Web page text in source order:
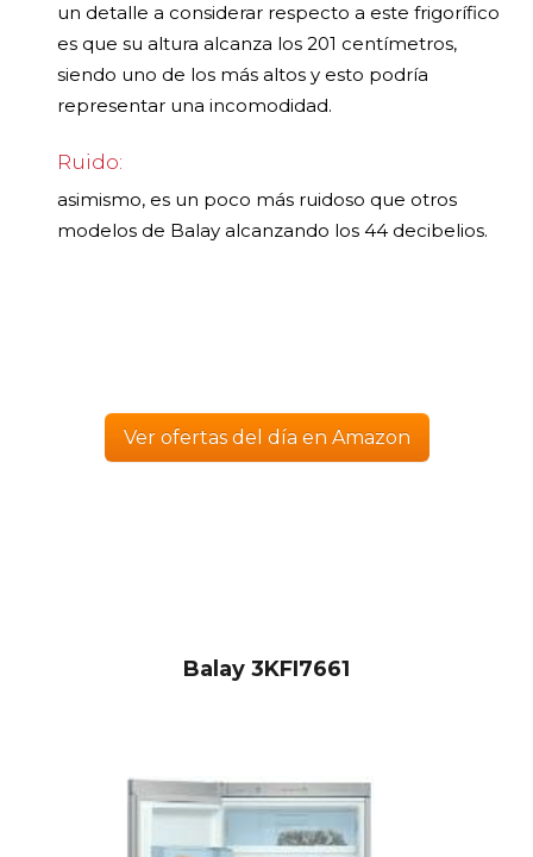
un detalle a considerar respecto a este frigorífico
es que su altura alcanza los 201 centímetros,
siendo uno de los más altos y esto podría
representar una incomodidad.
Ruido:
asimismo, es un poco más ruidoso que otros
modelos de Balay alcanzando los 44 decibelios.
Ver ofertas del día en Amazon
Balay 3KFI7661